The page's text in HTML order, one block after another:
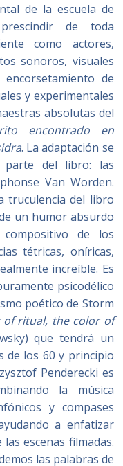
de la escuela de
de toda
como actores,
sonoros, visuales
de
y experimentales
absolutas del
encontrado en
. La adaptación se
parte del libro: las
Van Worden.
truculencia del libro
un humor absurdo
de los
tétricas, oníricas,
increíble. Es
psicodélico
poético de Storm
of ritual, the color of
que tendrá un
de los 60 y principio
Penderecki es
la música
y compases
a enfatizar
escenas filmadas.
las palabras de